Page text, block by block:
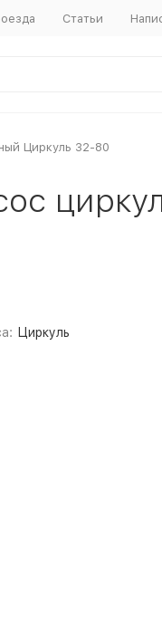
Статьи
Циркуль 32-80
Циркуль